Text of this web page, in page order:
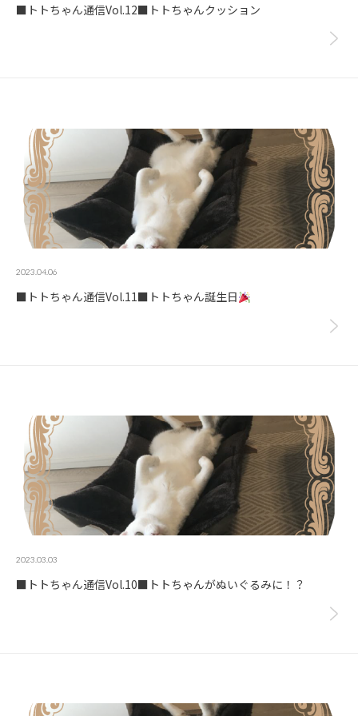
■トトちゃん通信Vol.12■トトちゃんクッション
2023.04.06
■トトちゃん通信Vol.11■トトちゃん誕生日
2023.03.03
■トトちゃん通信Vol.10■トトちゃんがぬいぐるみに！？